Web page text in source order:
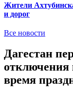
Жители
и дорог
Все новости
Дагестан
отключения
время